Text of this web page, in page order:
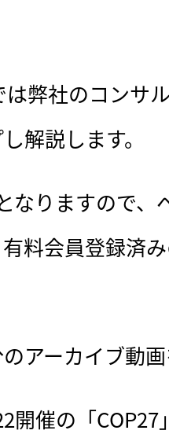
弊社のコンサ
解説します。
なりますので、
料会員登録済
アーカイブ動
開催の「